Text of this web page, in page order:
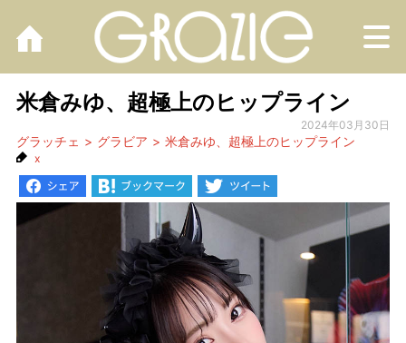
米倉みゆ、超極上のヒップライン
2024年03月30日
グラッチェ グラビア 米倉みゆ、超極上のヒップライン
x